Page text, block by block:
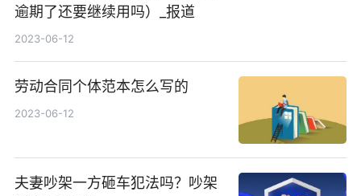
逾期了还要继续用吗）_报道
2023-06-12
劳动合同个体范本怎么写的
2023-06-12
夫妻吵架一方砸车犯法吗？吵架